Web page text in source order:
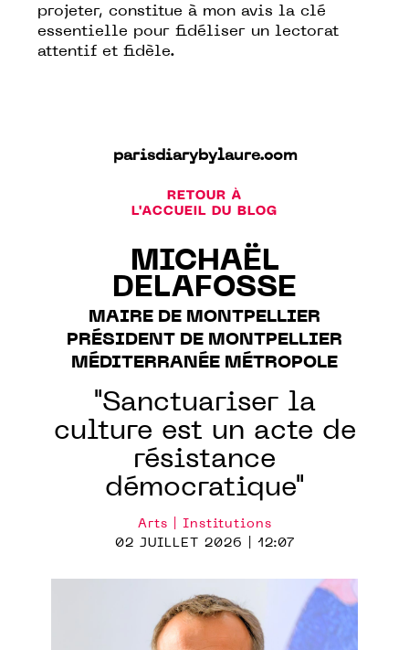
projeter, constitue à mon avis la clé
essentielle pour fidéliser un lectorat
attentif et fidèle.
parisdiarybylaure.com
RETOUR À
L'ACCUEIL DU BLOG
MICHAËL
DELAFOSSE
MAIRE DE MONTPELLIER
PRÉSIDENT DE MONTPELLIER
MÉDITERRANÉE MÉTROPOLE
"Sanctuariser la
culture est un acte de
résistance
démocratique"
Arts | Institutions
02 JUILLET 2026 | 12:07